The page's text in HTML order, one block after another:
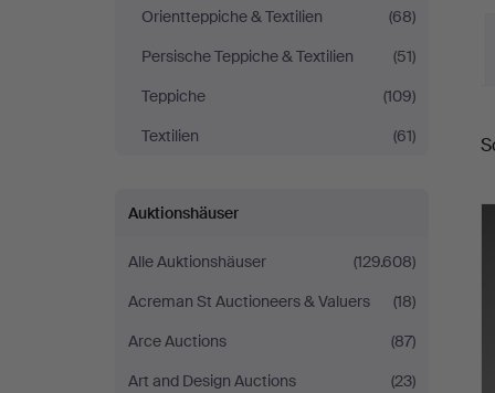
Örebro
Stadsauktioner
Orientteppiche & Textilien
(68)
Persische Teppiche & Textilien
(51)
Teppiche
(109)
Textilien
(61)
Auktionshäuser
Alle Auktionshäuser
(129.608)
Acreman St Auctioneers & Valuers
(18)
Arce Auctions
(87)
Art and Design Auctions
(23)